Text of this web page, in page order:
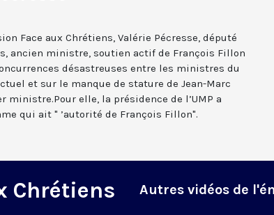
Face aux Chrétiens, Valérie Pécresse, député
ancien ministre, soutien actif de François Fillon
désastreuses entre les ministres du
et sur le manque de stature de Jean-Marc
ministre.Pour elle, la présidence de l’UMP a
qui ait " ’autorité de François Fillon".
Chrétiens Autres vidéos de